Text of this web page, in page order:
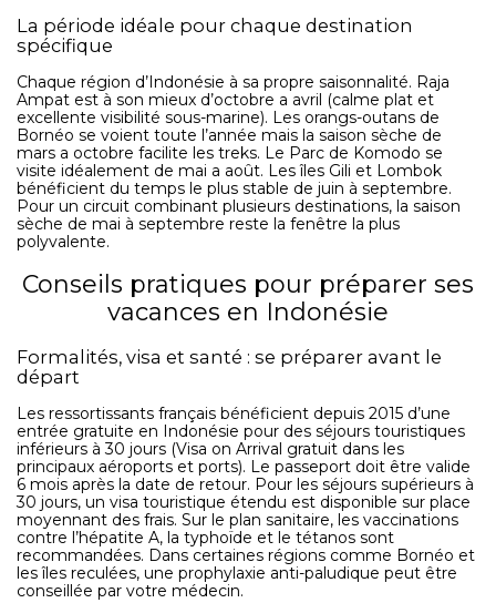
La période idéale pour chaque destination
spécifique
Chaque région d’Indonésie à sa propre saisonnalité. Raja
Ampat est à son mieux d’octobre a avril (calme plat et
excellente visibilité sous-marine). Les orangs-outans de
Bornéo se voient toute l’année mais la saison sèche de
mars a octobre facilite les treks. Le Parc de Komodo se
visite idéalement de mai a août. Les îles Gili et Lombok
bénéficient du temps le plus stable de juin à septembre.
Pour un circuit combinant plusieurs destinations, la saison
sèche de mai à septembre reste la fenêtre la plus
polyvalente.
Conseils pratiques pour préparer ses
vacances en Indonésie
Formalités, visa et santé : se préparer avant le
départ
Les ressortissants français bénéficient depuis 2015 d’une
entrée gratuite en Indonésie pour des séjours touristiques
inférieurs à 30 jours (Visa on Arrival gratuit dans les
principaux aéroports et ports). Le passeport doit être valide
6 mois après la date de retour. Pour les séjours supérieurs à
30 jours, un visa touristique étendu est disponible sur place
moyennant des frais. Sur le plan sanitaire, les vaccinations
contre l’hépatite A, la typhoïde et le tétanos sont
recommandées. Dans certaines régions comme Bornéo et
les îles reculées, une prophylaxie anti-paludique peut être
conseillée par votre médecin.